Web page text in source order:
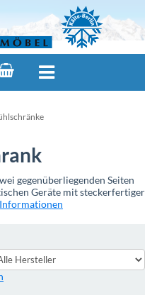
gegenüberliegenden Seiten
Geräte mit steckerfertiger